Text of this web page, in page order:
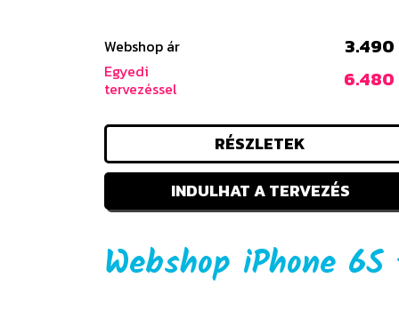
Webshop ár 3.490
Egyedi
tervezéssel
6.480
RÉSZLETEK
INDULHAT A TERVEZÉS
Webshop iPhone